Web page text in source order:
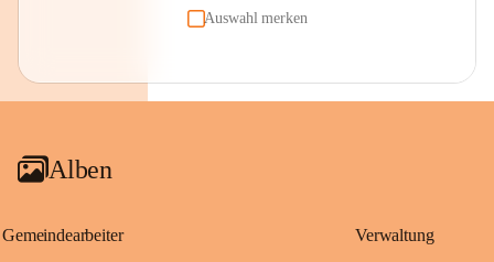
Auswahl merken
Alben
Gemeindearbeiter Verwaltung